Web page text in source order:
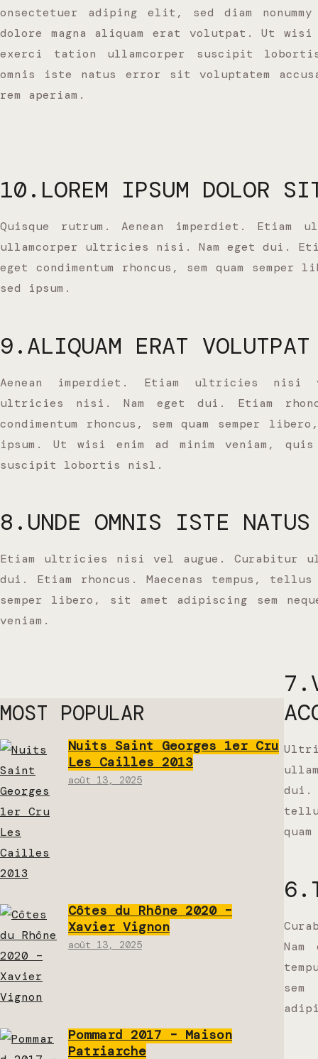
onsectetuer adiping elit, sed diam
dolore magna aliquam erat volutpat. Ut wisi
exerci tation ullamcorper suscipit
omnis iste natus error sit voluptatem
rem aperiam.
10.LOREM IPSUM DOLOR
Quisque rutrum. Aenean imperdiet.
ullamcorper ultricies nisi. Nam eget dui.
eget condimentum rhoncus, sem quam
sed ipsum.
9.ALIQUAM ERAT VOLUTPAT
Aenean imperdiet. Etiam ultricies nisi
ultricies nisi. Nam eget dui. Etiam
condimentum rhoncus, sem quam semper
ipsum. Ut wisi enim ad minim veniam,
suscipit lobortis nisl.
8.UNDE OMNIS ISTE
Etiam ultricies nisi vel augue. Curabitur
dui. Etiam rhoncus. Maecenas tempus, tellus
semper libero, sit amet adipiscing sem
veniam.
MOST POPULAR
Nuits Saint Georges 1er Cru
Les Cailles 2013
août 13, 2025
Côtes du Rhône 2020 –
Xavier Vignon
août 13, 2025
Pommard 2017 – Maison
Patriarche
dui.